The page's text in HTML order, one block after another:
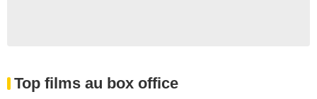
Top films au box office